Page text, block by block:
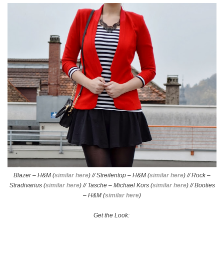
Blazer – H&M (similar here) // Streifentop – H&M (similar here) // Rock –
Stradivarius (similar here) // Tasche – Michael Kors (similar here) // Booties
– H&M (similar here)
Get the Look: